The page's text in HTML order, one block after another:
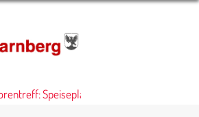
Speiseplan